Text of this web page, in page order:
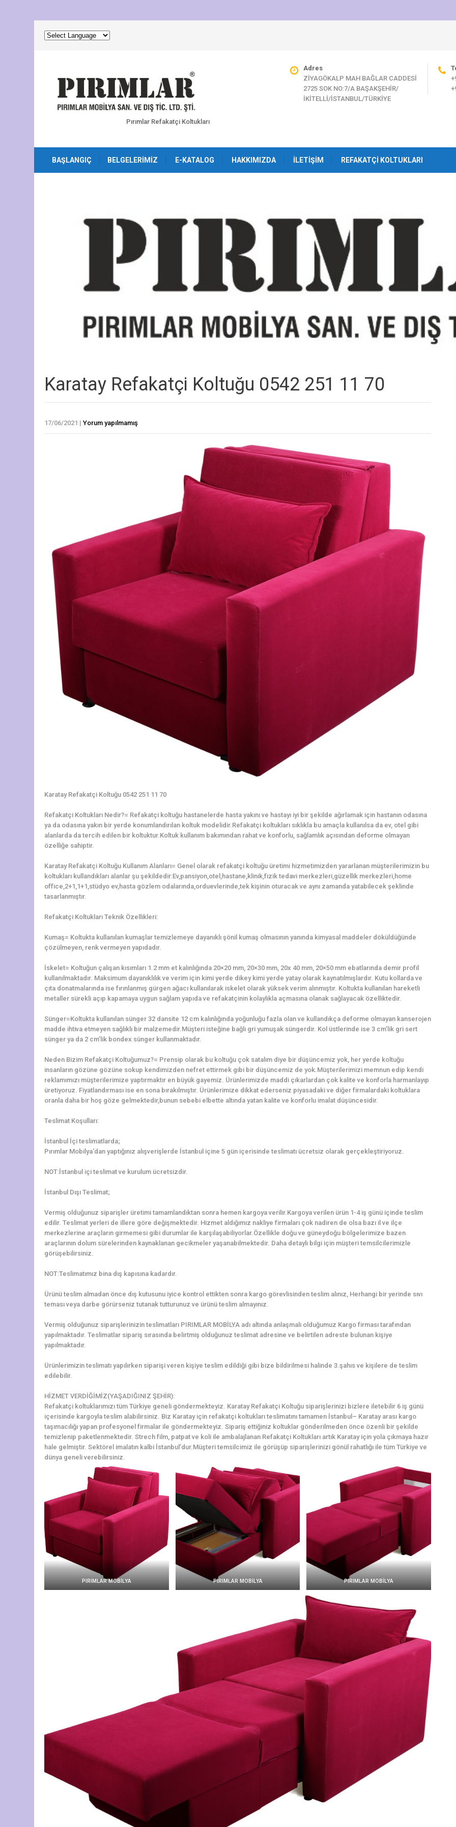
Pırımlar Refakatçi Koltukları
Adres
ZİYAGÖKALP MAH BAĞLAR CADDESİ
2725 SOK NO:7/A BAŞAKŞEHİR/
İKİTELLİ/İSTANBUL/TÜRKİYE
BAŞLANGIÇ BELGELERIMIZ E-KATALOG HAKKIMIZDA İLETIŞIM REFAKATÇI KOLTUKLARI
Karatay Refakatçi Koltuğu 0542 251 11 70
17/06/2021 | Yorum yapılmamış
Karatay Refakatçi Koltuğu 0542 251 11 70
Refakatçi Koltukları Nedir?= Refakatçi koltuğu hastanelerde hasta yakını ve hastayı iyi bir şekilde ağırlamak için hastanın odasına
ya da odasına yakın bir yerde konumlandırılan koltuk modelidir.Refakatçi koltukları sıklıkla bu amaçla kullanılsa da ev, otel gibi
alanlarda da tercih edilen bir koltuktur.Koltuk kullanım bakımından rahat ve konforlu, sağlamlık açısından deforme olmayan
özelliğe sahiptir.
Karatay Refakatçi Koltuğu Kullanım Alanları= Genel olarak refakatçi koltuğu üretimi hizmetimizden yararlanan müşterilerimizin bu
koltukları kullandıkları alanlar şu şekildedir:Ev,pansiyon,otel,hastane,klinik,fizik tedavi merkezleri,güzellik merkezleri,home
office,2+1,1+1,stüdyo ev,hasta gözlem odalarında,orduevlerinde,tek kişinin oturacak ve aynı zamanda yatabilecek şeklinde
tasarlanmıştır.
Refakatçi Koltukları Teknik Özellikleri:
Kumaş= Koltukta kullanılan kumaşlar temizlemeye dayanıklı şönil kumaş olmasının yanında kimyasal maddeler döküldüğünde
çözülmeyen, renk vermeyen yapıdadır.
İskelet= Koltuğun çalışan kısımları 1.2 mm et kalınlığında 20×20 mm, 20×30 mm, 20x 40 mm, 20×50 mm ebatlarında demir profil
kullanılmaktadır. Maksimum dayanıklılık ve verim için kimi yerde dikey kimi yerde yatay olarak kaynatılmışlardır. Kutu kollarda ve
çıta donatmalarında ise fırınlanmış gürgen ağacı kullanılarak iskelet olarak yüksek verim alınmıştır. Koltukta kullanılan hareketli
metaller sürekli açıp kapamaya uygun sağlam yapıda ve refakatçinin kolaylıkla açmasına olanak sağlayacak özelliktedir.
Sünger=Koltukta kullanılan sünger 32 dansite 12 cm kalınlığında yoğunluğu fazla olan ve kullandıkça deforme olmayan kanserojen
madde ihtiva etmeyen sağlıklı bir malzemedir.Müşteri isteğine bağlı gri yumuşak süngerdir. Kol üstlerinde ise 3 cm’lik gri sert
sünger ya da 2 cm’lik bondex sünger kullanmaktadır.
Neden Bizim Refakatçi Koltuğumuz?= Prensip olarak bu koltuğu çok satalım diye bir düşüncemiz yok, her yerde koltuğu
insanların gözüne gözüne sokup kendimizden nefret ettirmek gibi bir düşüncemiz de yok.Müşterilerimizi memnun edip kendi
reklamımızı müşterilerimize yaptırmaktır en büyük gayemiz. Ürünlerimizde maddi çıkarlardan çok kalite ve konforla harmanlayıp
üretiyoruz. Fiyatlandırması ise en sona bırakılmıştır. Ürünlerimize dikkat ederseniz piyasadaki ve diğer firmalardaki koltuklara
oranla daha bir hoş göze gelmektedir,bunun sebebi elbette altında yatan kalite ve konforlu imalat düşüncesidir.
Teslimat Koşulları:
İstanbul İçi teslimatlarda;
Pırımlar Mobilya‘dan yaptığınız alışverişlerde İstanbul içine 5 gün içerisinde teslimatı ücretsiz olarak gerçekleştiriyoruz.
NOT:İstanbul içi teslimat ve kurulum ücretsizdir.
İstanbul Dışı Teslimat;
Vermiş olduğunuz siparişler üretimi tamamlandıktan sonra hemen kargoya verilir.Kargoya verilen ürün 1-4 iş günü içinde teslim
edilir. Teslimat yerleri de illere göre değişmektedir. Hizmet aldığımız nakliye firmaları çok nadiren de olsa bazı il ve ilçe
merkezlerine araçların girmemesi gibi durumlar ile karşılaşabiliyorlar.Özellikle doğu ve güneydoğu bölgelerimize bazen
araçlarının dolum sürelerinden kaynaklanan gecikmeler yaşanabilmektedir. Daha detaylı bilgi için müşteri temsilcilerimizle
görüşebilirsiniz.
NOT:Teslimatımız bina dış kapısına kadardır.
Ürünü teslim almadan önce dış kutusunu iyice kontrol ettikten sonra kargo görevlisinden teslim alınız, Herhangi bir yerinde sıvı
teması veya darbe görürseniz tutanak tutturunuz ve ürünü teslim almayınız.
Vermiş olduğunuz siparişlerinizin teslimatları PIRIMLAR MOBİLYA adı altında anlaşmalı olduğumuz Kargo firması tarafından
yapılmaktadır. Teslimatlar sipariş sırasında belirtmiş olduğunuz teslimat adresine ve belirtilen adreste bulunan kişiye
yapılmaktadır.
Ürünlerimizin teslimatı yapılırken siparişi veren kişiye teslim edildiği gibi bize bildirilmesi halinde 3.şahıs ve kişilere de teslim
edilebilir.
HİZMET VERDİĞİMİZ(YAŞADIĞINIZ ŞEHİR):
Refakatçi koltuklarımızı tüm Türkiye geneli göndermekteyiz. Karatay Refakatçi Koltuğu siparişlerinizi bizlere iletebilir 6 iş günü
içerisinde kargoyla teslim alabilirsiniz. Biz Karatay için refakatçi koltukları teslimatını tamamen İstanbul– Karatay arası kargo
taşımacılığı yapan profesyonel firmalar ile göndermekteyiz. Sipariş ettiğiniz koltuklar gönderilmeden önce özenli bir şekilde
temizlenip paketlenmektedir. Strech film, patpat ve koli ile ambalajlanan Refakatçi Koltukları artık Karatay için yola çıkmaya hazır
hale gelmiştir. Sektörel imalatın kalbi İstanbul’dur.Müşteri temsilcimiz ile görüşüp siparişlerinizi gönül rahatlığı ile tüm Türkiye ve
dünya geneli verebilirsiniz.
PIRIMLAR MOBİLYA PIRIMLAR MOBİLYA PIRIMLAR MOBİLYA